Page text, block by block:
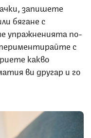
запишете
бягане с
упражненията по-
с
какво
ви другар и го